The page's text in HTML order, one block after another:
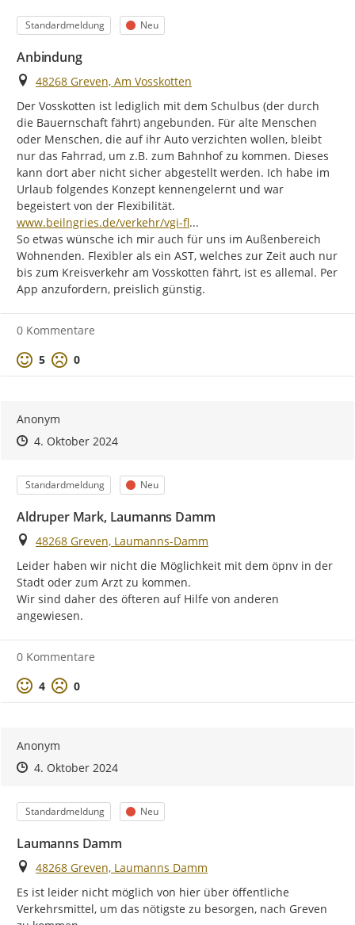
Kategorie
Standardmeldung Status
Neu
Anbindung
Ort
48268 Greven, Am Vosskotten
Der Vosskotten ist lediglich mit dem Schulbus (der durch
die Bauernschaft fährt) angebunden. Für alte Menschen
oder Menschen, die auf ihr Auto verzichten wollen, bleibt
nur das Fahrrad, um z.B. zum Bahnhof zu kommen. Dieses
kann dort aber nicht sicher abgestellt werden. Ich habe im
Urlaub folgendes Konzept kennengelernt und war
begeistert von der Flexibilität.
www.beilngries.de/verkehr/vgi-flexi-40301/
...
So etwas wünsche ich mir auch für uns im Außenbereich
Wohnenden. Flexibler als ein AST, welches zur Zeit auch nur
bis zum Kreisverkehr am Vosskotten fährt, ist es allemal. Per
App anzufordern, preislich günstig.
0 Kommentare
Positive Bewertung
5 Negative Bewertung
0
Anonym
Zeitpunkt des Erstellens
Zeitpunkt des Erstellens
4. Oktober 2024Zur Äußerung
Kategorie
Standardmeldung Status
Neu
Aldruper Mark, Laumanns Damm
Ort
48268 Greven, Laumanns-Damm
Leider haben wir nicht die Möglichkeit mit dem öpnv in der
Stadt oder zum Arzt zu kommen.
Wir sind daher des öfteren auf Hilfe von anderen
angewiesen.
0 Kommentare
Positive Bewertung
4 Negative Bewertung
0
Anonym
Zeitpunkt des Erstellens
Zeitpunkt des Erstellens
4. Oktober 2024Zur Äußerung
Kategorie
Standardmeldung Status
Neu
Laumanns Damm
Ort
48268 Greven, Laumanns Damm
Es ist leider nicht möglich von hier über öffentliche
Verkehrsmittel, um das nötigste zu besorgen, nach Greven